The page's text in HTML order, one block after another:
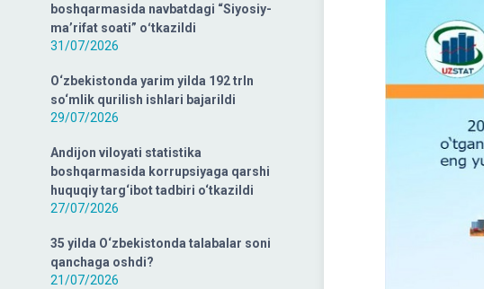
boshqarmasida navbatdagi “Siyosiy-
ma’rifat soati” oʻtkazildi
31/07/2026
O‘zbekistonda yarim yilda 192 trln
so‘mlik qurilish ishlari bajarildi
29/07/2026
Andijon viloyati statistika
boshqarmasida korrupsiyaga qarshi
huquqiy targ‘ibot tadbiri o‘tkazildi
27/07/2026
35 yilda O‘zbekistonda talabalar soni
qanchaga oshdi?
21/07/2026